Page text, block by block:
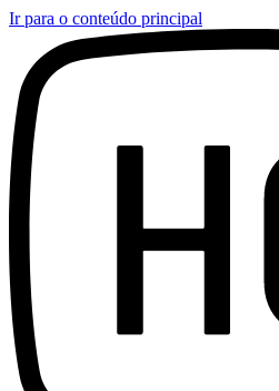
Ir para o conteúdo principal